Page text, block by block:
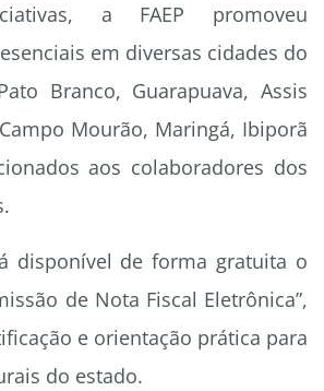
a FAEP promoveu
em diversas cidades do
Branco, Guarapuava, Assis
Mourão, Maringá, Ibiporã
aos colaboradores dos
disponível de forma gratuita o
de Nota Fiscal Eletrônica”,
e orientação prática para
do estado.